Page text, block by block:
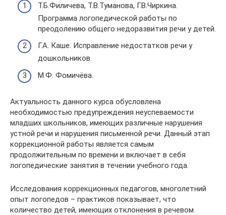
Т.Б.Филичева, Т.В.Туманова, Г.В.Чиркина.
Программа логопедической работы по
преодолению общего недоразвития речи у детей.
Г.А. Каше. Исправление недостатков речи у
дошкольников.
М.Ф. Фомичёва.
Актуальность данного курса обусловлена
необходимостью предупреждения неуспеваемости
младших школьников, имеющих различные нарушения
устной речи и нарушения письменной речи. Данный этап
коррекционной работы является самым
продолжительным по времени и включает в себя
логопедические занятия в течении учебного года.
Исследования коррекционных педагогов, многолетний
опыт логопедов – практиков показывает, что
количество детей, имеющих отклонения в речевом